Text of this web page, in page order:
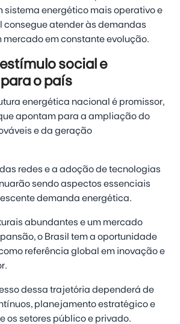
sistema energético mais operativo e
consegue atender às demandas
mercado em constante evolução.
social e
o país
energética nacional é promissor,
apontam para a ampliação do
e da geração
redes e a adoção de tecnologias
sendo aspectos essenciais
demanda energética.
abundantes e um mercado
o Brasil tem a oportunidade
referência global em inovação e
dessa trajetória dependerá de
planejamento estratégico e
os setores público e privado.